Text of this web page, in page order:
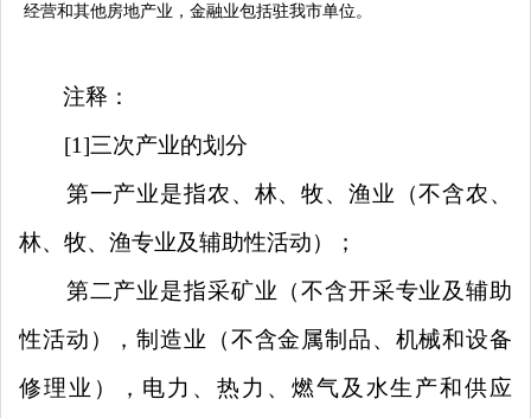
经营和其他房地产业 ，金融业包括驻我市单位 。
注释：
[1]三次产业的划分
第一产业是指农、林、牧、渔业（不含农、
林、牧、渔专业及辅助性活动）；
第二产业是指采矿业（不含开采专业及辅助
性活动），制造业（不含金属制品、机械和设备
修理业），电力、热力、燃气及水生产和供应